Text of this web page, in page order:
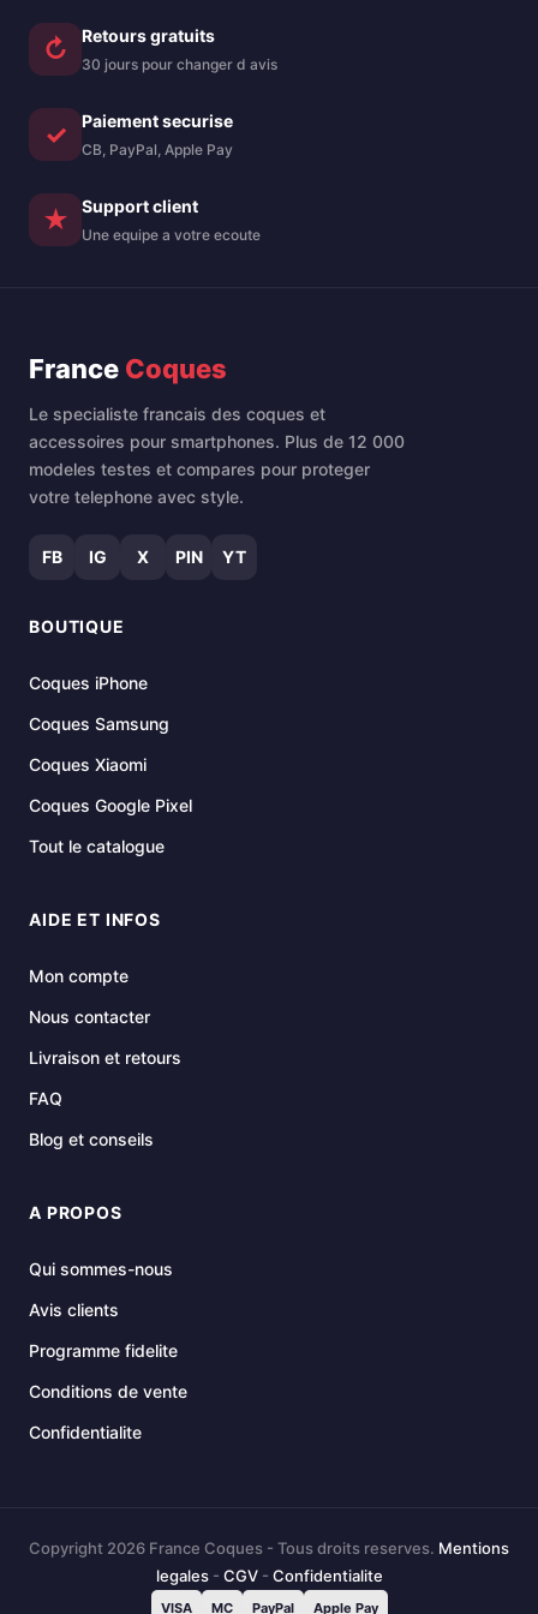
↻ Retours gratuits
30 jours pour changer d avis
✓ Paiement securise
CB, PayPal, Apple Pay
★ Support client
Une equipe a votre ecoute
France Coques
Le specialiste francais des coques et
accessoires pour smartphones. Plus de 12 000
modeles testes et compares pour proteger
votre telephone avec style.
FB IG X PIN YT
BOUTIQUE
Coques iPhone
Coques Samsung
Coques Xiaomi
Coques Google Pixel
Tout le catalogue
AIDE ET INFOS
Mon compte
Nous contacter
Livraison et retours
FAQ
Blog et conseils
A PROPOS
Qui sommes-nous
Avis clients
Programme fidelite
Conditions de vente
Confidentialite
Copyright 2026 France Coques - Tous droits reserves. Mentions
legales- CGV- Confidentialite
VISA MC PayPal Apple Pay